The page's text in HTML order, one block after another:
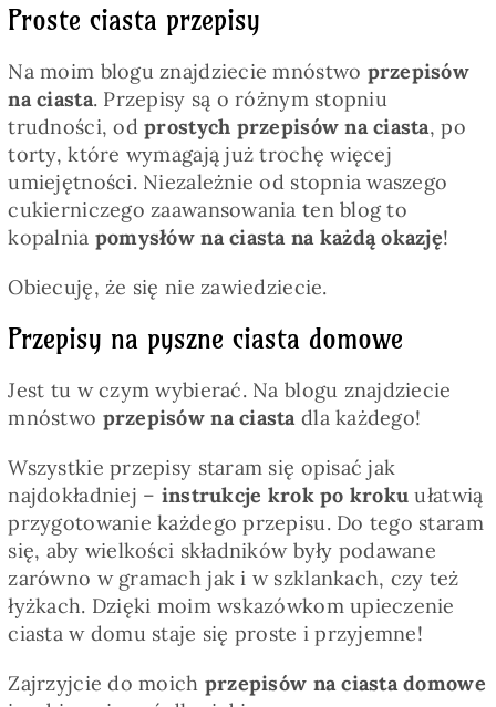
Proste ciasta przepisy
Na moim blogu znajdziecie mnóstwo przepisów
na ciasta. Przepisy są o różnym stopniu
trudności, odprostych przepisów na ciasta, po
torty, które wymagają już trochę więcej
umiejętności. Niezależnie od stopnia waszego
cukierniczego zaawansowania ten blog to
kopalnia pomysłów na ciasta na każdą okazję!
Obiecuję, że się nie zawiedziecie.
Przepisy na pyszne ciasta domowe
Jest tu w czym wybierać. Na blogu znajdziecie
mnóstwo przepisów na ciasta dla każdego!
Wszystkie przepisy staram się opisać jak
najdokładniej – instrukcje krok po kroku ułatwią
przygotowanie każdego przepisu. Do tego staram
się, aby wielkości składników były podawane
zarówno w gramach jak i w szklankach, czy też
łyżkach. Dzięki moim wskazówkom upieczenie
ciasta w domu staje się proste i przyjemne!
Zajrzyjcie do moich przepisów na ciasta domowe